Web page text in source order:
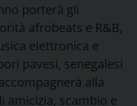
porterà gli
afrobeats e R&B,
elettronica e
pavesi, senegalesi
alla
amicizia, scambio e